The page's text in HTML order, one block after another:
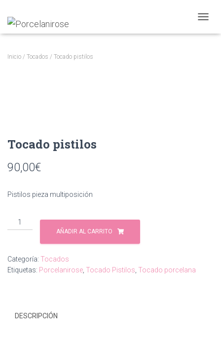
Inicio / Tocados / Tocado pistilos
Tocado pistilos
90,00€
Pistilos pieza multiposición
Tocado
pistilos
AÑADIR AL CARRITO
Categoría: Tocados
Etiquetas: Porcelanirose Tocado Pistilos Tocado porcelana
DESCRIPCIÓN